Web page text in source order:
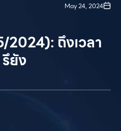
May 24, 2024
ถึงเวลา
ยัง